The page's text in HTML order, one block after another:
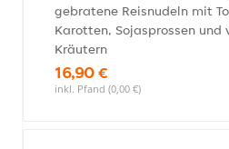
gebratene Reisnudeln mit
Karotten, Sojasprossen und
Kräutern
16,90 €
inkl. Pfand (0,00 €)